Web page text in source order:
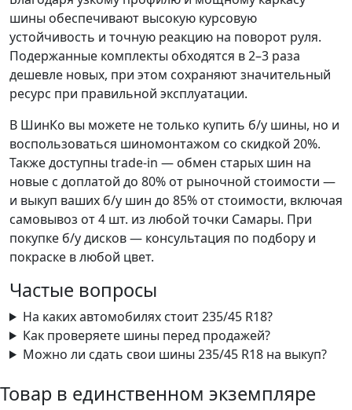
шины обеспечивают высокую курсовую
устойчивость и точную реакцию на поворот руля.
Подержанные комплекты обходятся в 2–3 раза
дешевле новых, при этом сохраняют значительный
ресурс при правильной эксплуатации.
В ШинКо вы можете не только купить б/у шины, но и
воспользоваться шиномонтажом со скидкой 20%.
Также доступны trade-in — обмен старых шин на
новые с доплатой до 80% от рыночной стоимости —
и выкуп ваших б/у шин до 85% от стоимости, включая
самовывоз от 4 шт. из любой точки Самары. При
покупке б/у дисков — консультация по подбору и
покраске в любой цвет.
Частые вопросы
На каких автомобилях стоит 235/45 R18?
Как проверяете шины перед продажей?
Можно ли сдать свои шины 235/45 R18 на выкуп?
Товар в единственном экземпляре